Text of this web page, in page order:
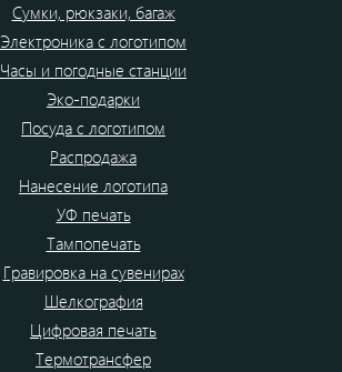
Сумки, рюкзаки, багаж
Электроника с логотипом
Часы и погодные станции
Эко-подарки
Посуда с логотипом
Распродажа
Нанесение логотипа
УФ печать
Тампопечать
Гравировка на сувенирах
Шелкография
Цифровая печать
Термотрансфер